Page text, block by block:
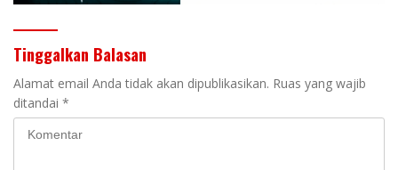
Tinggalkan Balasan
Alamat email Anda tidak akan dipublikasikan. Ruas yang wajib
ditandai *